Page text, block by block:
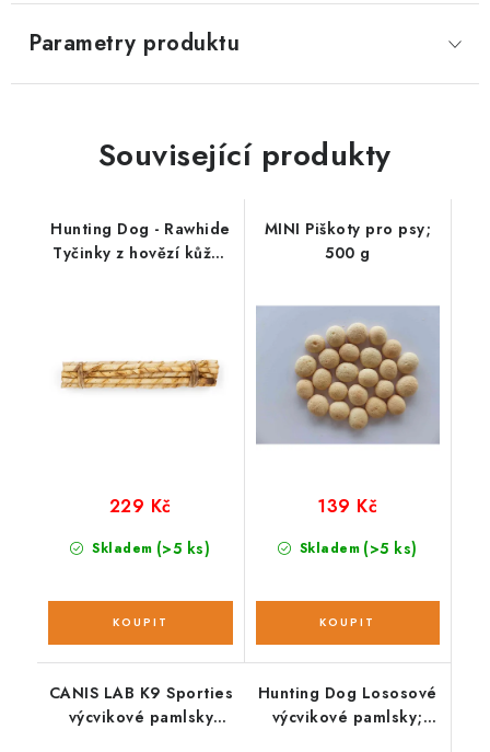
Parametry produktu
Související produkty
Hunting Dog - Rawhide
Tyčinky z hovězí kůže;
Skladem (>5 ks)
229 Kč
MINI Piškoty pro psy;
500 g
Skladem (>5 ks)
139 Kč
CANIS LAB K9 Sporties
výcvikové pamlsky
Hunting Dog Lososové
výcvikové pamlsky;